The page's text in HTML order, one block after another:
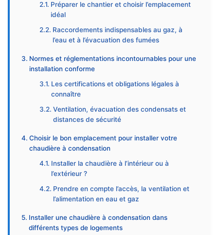
Préparer le chantier et choisir l’emplacement
idéal
Raccordements indispensables au gaz, à
l’eau et à l’évacuation des fumées
Normes et réglementations incontournables pour une
installation conforme
Les certifications et obligations légales à
connaître
Ventilation, évacuation des condensats et
distances de sécurité
Choisir le bon emplacement pour installer votre
chaudière à condensation
Installer la chaudière à l’intérieur ou à
l’extérieur ?
Prendre en compte l’accès, la ventilation et
l’alimentation en eau et gaz
Installer une chaudière à condensation dans
différents types de logements